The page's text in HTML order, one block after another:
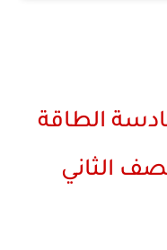
الطاقة
الثاني